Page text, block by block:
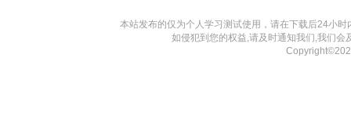
本站发布的仅为个人学习测试使用，请在下载后24小
如侵犯到您的权益,请及时通知我们,我们